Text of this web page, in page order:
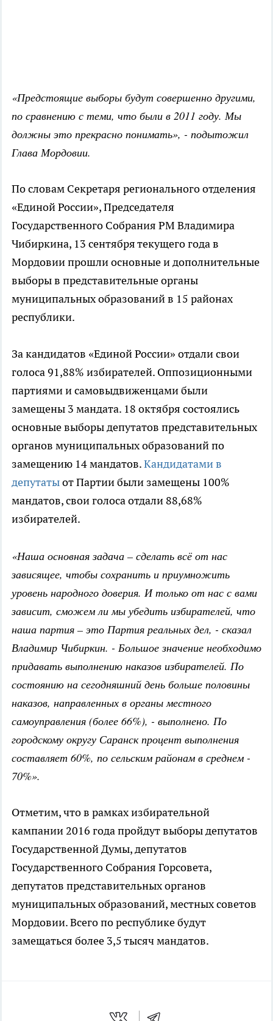
«Предстоящие выборы будут совершенно другими,
по сравнению с теми, что были в 2011 году. Мы
должны это прекрасно понимать», - подытожил
Глава Мордовии.
По словам Секретаря регионального отделения
«Единой России», Председателя
Государственного Собрания РМ Владимира
Чибиркина, 13 сентября текущего года в
Мордовии прошли основные и дополнительные
выборы в представительные органы
муниципальных образований в 15 районах
республики.
За кандидатов «Единой России» отдали свои
голоса 91,88% избирателей. Оппозиционными
партиями и самовыдвиженцами были
замещены 3 мандата. 18 октября состоялись
основные выборы депутатов представительных
органов муниципальных образований по
замещению 14 мандатов.Кандидатами в
депутатыот Партии были замещены 100%
мандатов, свои голоса отдали 88,68%
избирателей.
«Наша основная задача – сделать всё от нас
зависящее, чтобы сохранить и приумножить
уровень народного доверия. И только от нас с вами
зависит, сможем ли мы убедить избирателей, что
наша партия – это Партия реальных дел, - сказал
Владимир Чибиркин. - Большое значение необходимо
придавать выполнению наказов избирателей. По
состоянию на сегодняшний день больше половины
наказов, направленных в органы местного
самоуправления (более 66%), - выполнено. По
городскому округу Саранск процент выполнения
составляет 60%, по сельским районам в среднем -
70%».
Отметим, что в рамках избирательной
кампании 2016 года пройдут выборы депутатов
Государственной Думы, депутатов
Государственного Собрания Горсовета,
депутатов представительных органов
муниципальных образований, местных советов
Мордовии. Всего по республике будут
замещаться более 3,5 тысяч мандатов.